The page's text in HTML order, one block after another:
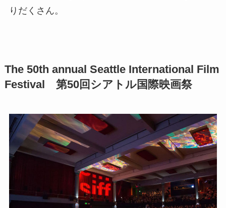
りだくさん。
The 50th annual Seattle International Film
Festival 第50回シアトル国際映画祭